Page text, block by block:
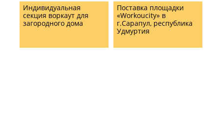
Индивидуальная
секция воркаут для
загородного дома
Поставка площадки
«Workoucity» в
г.Сарапул, республика
Удмуртия